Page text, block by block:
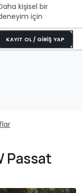
kişisel bir
için
KAYIT OL / GİRİŞ YAP
Passat